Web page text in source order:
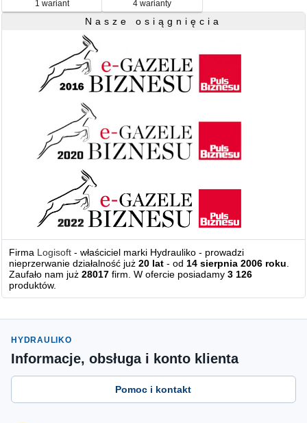
1 wariant 4 warianty
Nasze osiągnięcia
Firma Logisoft - właściciel marki Hydrauliko - prowadzi
nieprzerwanie działalność już20 lat - od 14 sierpnia 2006 roku
Zaufało nam już28017 firm. W ofercie posiadamy3 126
produktów.
HYDRAULIKO
Informacje, obsługa i konto klienta
Pomoc i kontakt